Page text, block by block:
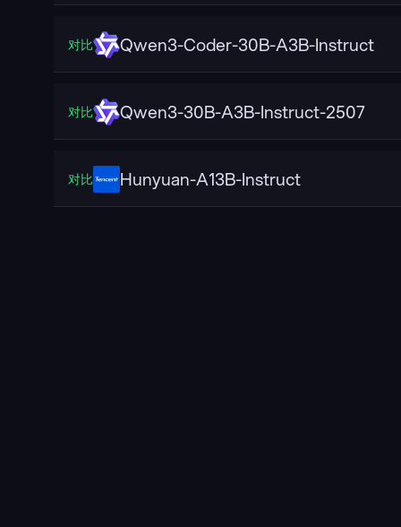
对比 Qwen3-Coder-30B-A3B-Instruct
对比 Qwen3-30B-A3B-Instruct-2507
对比 Hunyuan-A13B-Instruct